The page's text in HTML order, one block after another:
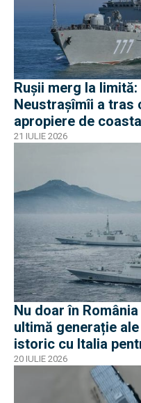
Rușii merg la
Neustrașîmîi a tras
apropiere de
21 IULIE 2026
Nu doar în
ultimă generație
istoric cu Italia
20 IULIE 2026